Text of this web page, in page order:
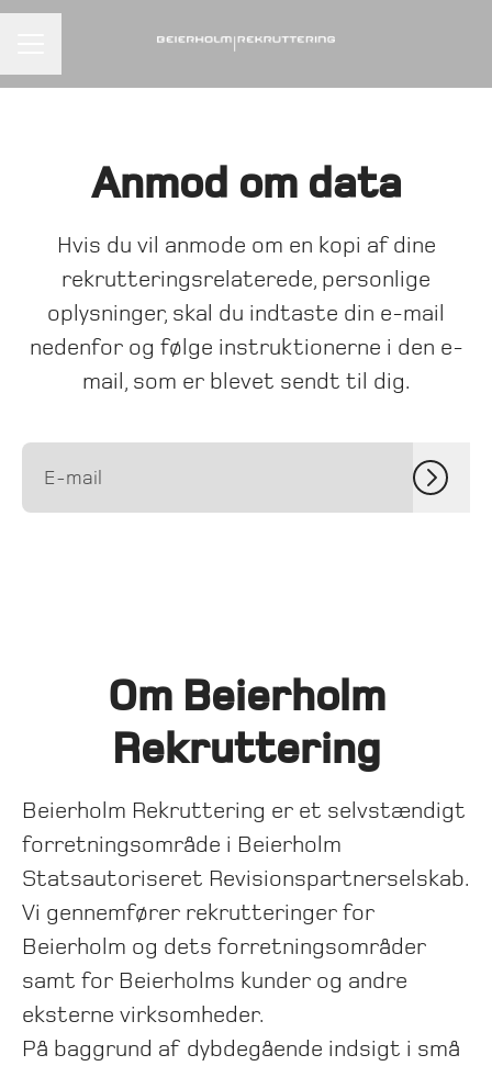
Anmod om data
Hvis du vil anmode om en kopi af dine
rekrutteringsrelaterede, personlige
oplysninger, skal du indtaste din e-mail
nedenfor og følge instruktionerne i den e-
mail, som er blevet sendt til dig.
Om Beierholm
Rekruttering
Beierholm Rekruttering er et selvstændigt
forretningsområde i Beierholm
Statsautoriseret Revisionspartnerselskab.
Vi gennemfører rekrutteringer for
Beierholm og dets forretningsområder
samt for Beierholms kunder og andre
eksterne virksomheder.
På baggrund af dybdegående indsigt i små